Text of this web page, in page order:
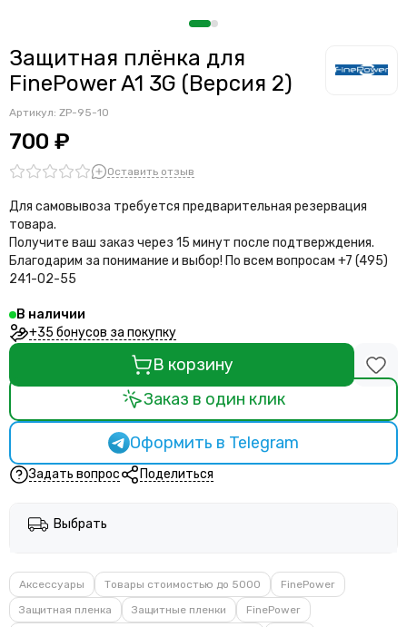
Защитная плёнка для
FinePower A1 3G (Версия 2)
Артикул: ZP-95-10
700 ₽
Оставить отзыв
Для самовывоза требуется предварительная резервация
товара.
Получите ваш заказ через 15 минут после подтверждения.
Благодарим за понимание и выбор! По всем вопросам +7 (495)
241-02-55
В наличии
+35 бонусов за покупку
В корзину
Заказ в один клик
Оформить в Telegram
Задать вопрос Поделиться
Выбрать
Аксессуары Товары стоимостью до 5000
FinePower
Защитная пленка
Защитные пленки
FinePower